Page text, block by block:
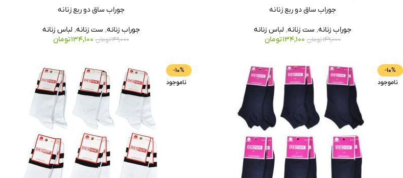
جوراب ساق دو ربع زنانه
جوراب زنانه, ست زنانه, لباس زنانه
149,000تومان 134,100تومان
جوراب ساق دو ربع زنانه
جوراب زنانه, ست زنانه, لباس زنانه
149,000تومان 134,100تومان
-10%
ناموجود
-10%
ناموجود